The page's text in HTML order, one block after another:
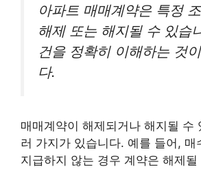
아파트 매매계약은 특정
해제 또는 해지될 수 있습
건을 정확히 이해하는 것
다.
매매계약이 해제되거나 해지될 수
러 가지가 있습니다. 예를 들어, 매
지급하지 않는 경우 계약은 해제